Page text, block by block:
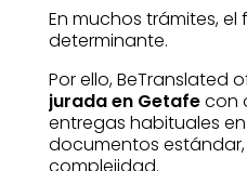
En muchos trámites,
determinante.
Por ello, BeTranslated
jurada en Getafecon
entregas habituales
documentos